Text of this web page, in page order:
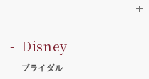
Disney
ブライダル